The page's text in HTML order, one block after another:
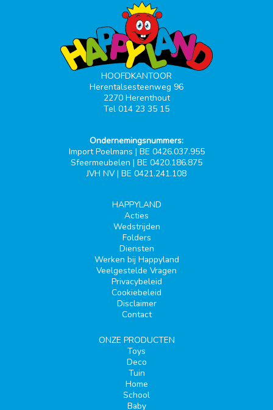
HOOFDKANTOOR
Herentalsesteenweg 96
2270 Herenthout
Tel 014 23 35 15
Ondernemingsnummers:
Import Poelmans | BE 0426.037.955
Sfeermeubelen | BE 0420.186.875
JVH NV | BE 0421.241.108
HAPPYLAND
Acties
Wedstrijden
Folders
Diensten
Werken bij Happyland
Veelgestelde Vragen
Privacybeleid
Cookiebeleid
Disclaimer
Contact
ONZE PRODUCTEN
Toys
Deco
Tuin
Home
School
Baby